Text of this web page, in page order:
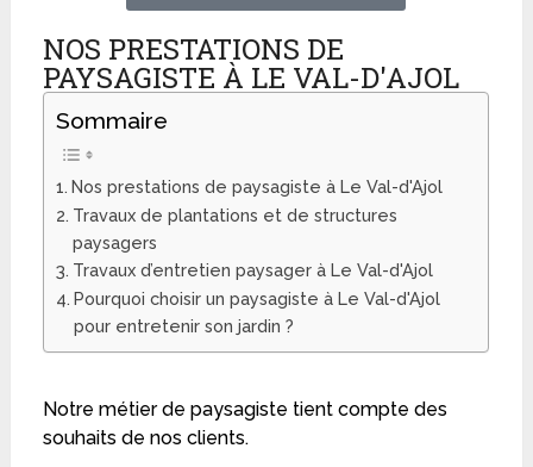
NOS PRESTATIONS DE
PAYSAGISTE À LE VAL-D'AJOL
Sommaire
Nos prestations de paysagiste à Le Val-d'Ajol
Travaux de plantations et de structures
paysagers
Travaux d’entretien paysager à Le Val-d'Ajol
Pourquoi choisir un paysagiste à Le Val-d'Ajol
pour entretenir son jardin ?
Notre métier de paysagiste tient compte des
souhaits de nos clients.